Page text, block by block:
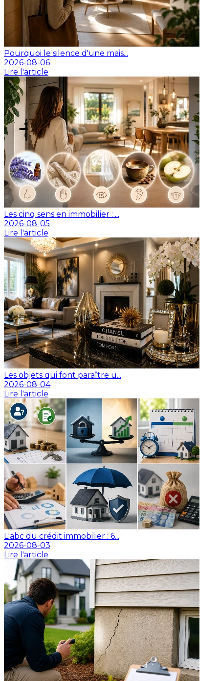
Pourquoi le silence d'une mais...
2026-08-06
Lire l'article
Les cinq sens en immobilier : ...
2026-08-05
Lire l'article
Les objets qui font paraître u...
2026-08-04
Lire l'article
L'abc du crédit immobilier : 6...
2026-08-03
Lire l'article